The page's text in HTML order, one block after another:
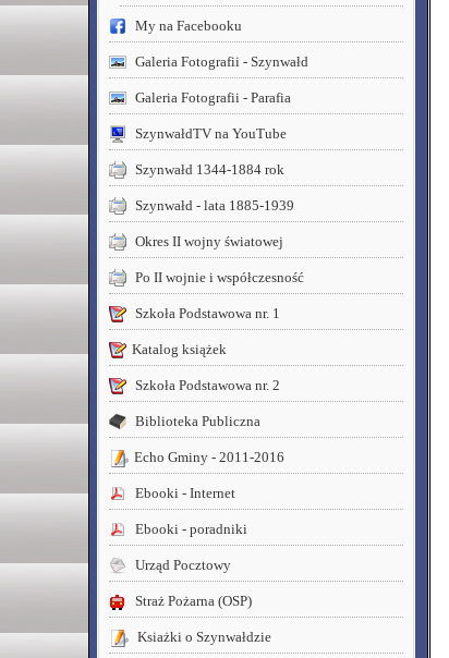
My na Facebooku
Galeria Fotografii - Szynwałd
Galeria Fotografii - Parafia
SzynwałdTV na YouTube
Szynwałd 1344-1884 rok
Szynwałd - lata 1885-1939
Okres II wojny światowej
Po II wojnie i współczesność
Szkoła Podstawowa nr. 1
Katalog książek
Szkoła Podstawowa nr. 2
Biblioteka Publiczna
Echo Gminy - 2011-2016
Ebooki - Internet
Ebooki - poradniki
Urząd Pocztowy
Straż Pożarna (OSP)
Ksiażki o Szynwałdzie